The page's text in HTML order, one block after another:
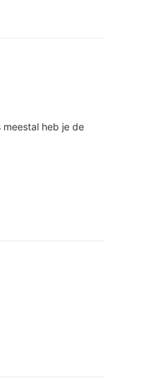
heb je de